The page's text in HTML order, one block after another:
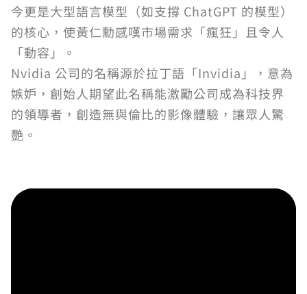
今更是大型語言模型（如支撐 ChatGPT 的模型）
的核心，使黃仁勳感嘆市場需求「瘋狂」且令人
「動容」。
Nvidia 公司的名稱源於拉丁語「Invidia」，意為
嫉妒，創始人期望此名稱能激勵公司成為科技界
的領導者，創造無與倫比的影像體驗，讓眾人驚
艷。